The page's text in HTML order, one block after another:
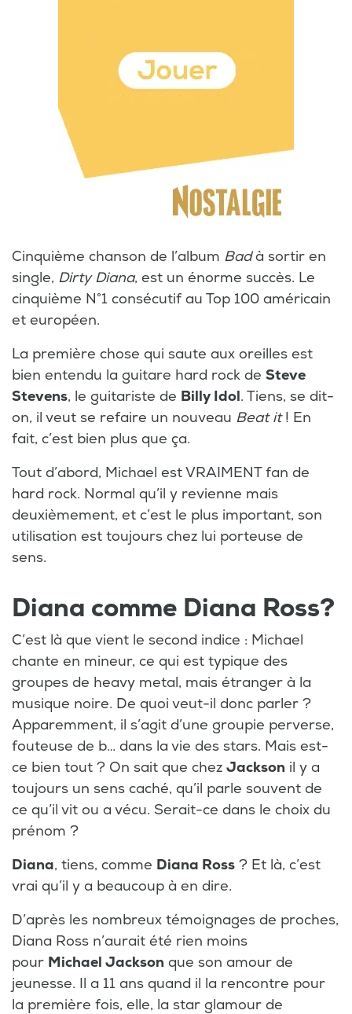
Cinquième chanson de l’album Badà sortir en
single, Dirty Diana, est un énorme succès. Le
cinquième N°1 consécutif au Top 100 américain
et européen.
La première chose qui saute aux oreilles est
bien entendu la guitare hard rock de Steve
Stevens, le guitariste de Billy Idol. Tiens, se dit-
on, il veut se refaire un nouveau Beat it! En
fait, c’est bien plus que ça.
Tout d’abord, Michael est VRAIMENT fan de
hard rock. Normal qu’il y revienne mais
deuxièmement, et c’est le plus important, son
utilisation est toujours chez lui porteuse de
sens.
Diana comme Diana Ross?
C’est là que vient le second indice : Michael
chante en mineur, ce qui est typique des
groupes de heavy metal, mais étranger à la
musique noire. De quoi veut-il donc parler ?
Apparemment, il s’agit d’une groupie perverse,
fouteuse de b… dans la vie des stars. Mais est-
ce bien tout ? On sait que chez Jackson il y a
toujours un sens caché, qu’il parle souvent de
ce qu’il vit ou a vécu. Serait-ce dans le choix du
prénom ?
Diana, tiens, comme Diana Ross ? Et là, c’est
vrai qu’il y a beaucoup à en dire.
D’après les nombreux témoignages de proches,
Diana Ross n’aurait été rien moins
pour Michael Jackson que son amour de
jeunesse. Il a 11 ans quand il la rencontre pour
la première fois, elle, la star glamour de